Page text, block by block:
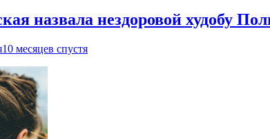
назвала нездоровой худобу
10 месяцев спустя